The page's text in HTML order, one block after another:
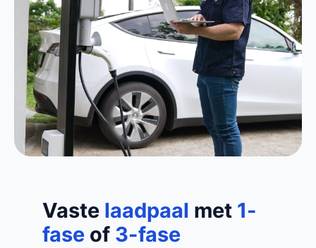
Vaste laadpaal met 1-
fase of 3-fase